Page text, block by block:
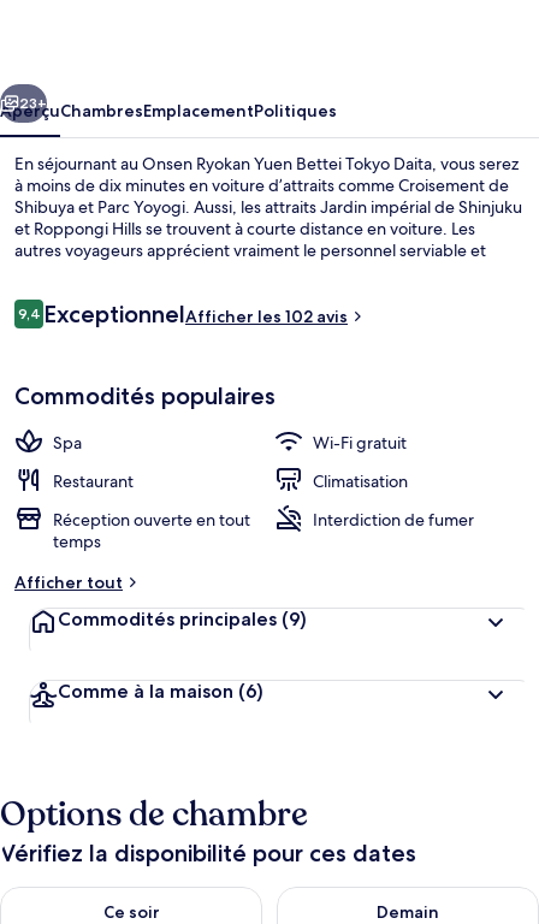
Bettei
Tokyo
Daita
Suivant
23+
AperçuChambresEmplacementPolitiques
En séjournant au Onsen Ryokan Yuen Bettei Tokyo Daita, vous serez
à moins de dix minutes en voiture d’attraits comme Croisement de
Shibuya et Parc Yoyogi. Aussi, les attraits Jardin impérial de Shinjuku
et Roppongi Hills se trouvent à courte distance en voiture. Les
autres voyageurs apprécient vraiment le personnel serviable et
et Shindaita Station est à 10 minutes.
Avis
9,49,4 sur 10 –
ExceptionnelAfficher les 102 avis
Commodités populaires
Spa
Wi-Fi gratuit
Restaurant
Climatisation
Réception ouverte en tout
temps
Interdiction de fumer
Afficher tout
Commodités principales (9)
Comme à la maison (6)
Options de chambre
Vérifiez la disponibilité pour ces dates
Ce soir
Vérifier la disponibilité pour ce soir août 8 - août 9
Demain
Vérifier la disponibilité pour